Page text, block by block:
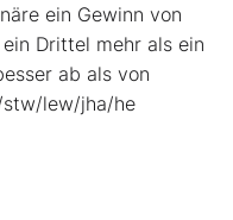
ein Gewinn von
Drittel mehr als ein
ab als von
lew/jha/he